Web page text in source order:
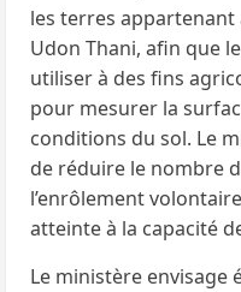
les terres appartenant
Udon Thani, afin que
utiliser à des fins
pour mesurer la
conditions du sol. Le
de réduire le nombre
l’enrôlement
atteinte à la capacité
Le ministère envisage